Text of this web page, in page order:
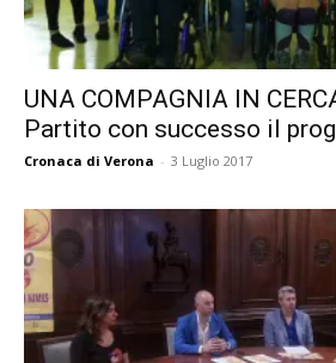
UNA COMPAGNIA IN
Partito con successo il
Cronaca di Verona - 3 Luglio 2017